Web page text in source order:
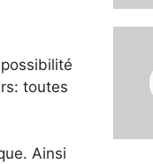
toutes
Ainsi